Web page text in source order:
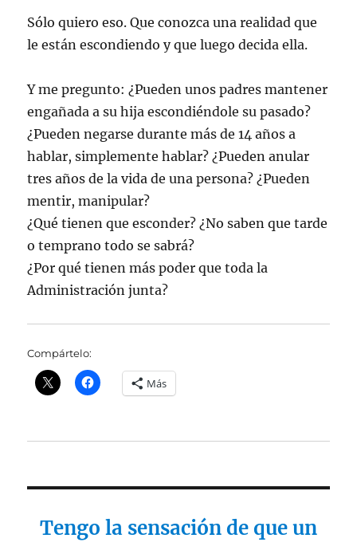
Sólo quiero eso. Que conozca una realidad que
le están escondiendo y que luego decida ella.
Y me pregunto: ¿Pueden unos padres mantener
engañada a su hija escondiéndole su pasado?
¿Pueden negarse durante más de 14 años a
hablar, simplemente hablar? ¿Pueden anular
tres años de la vida de una persona? ¿Pueden
mentir, manipular?
¿Qué tienen que esconder? ¿No saben que tarde
o temprano todo se sabrá?
¿Por qué tienen más poder que toda la
Administración junta?
Compártelo:
Más
Tengo la sensación de que un